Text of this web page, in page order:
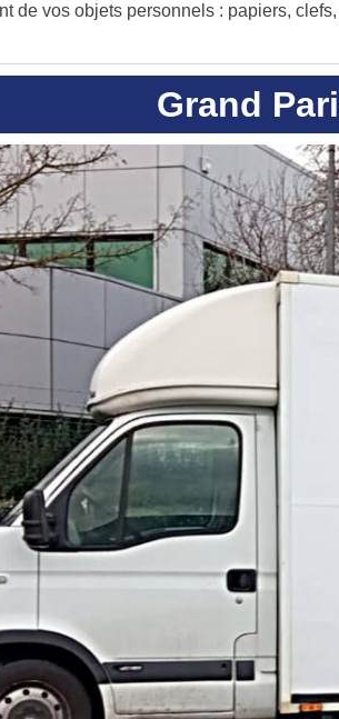
de vos objets personnels : papiers,
Grand